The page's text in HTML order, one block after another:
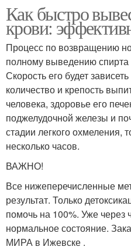
Как быстро
крови:
Процесс по возвращению
полному выведению спирта
Скорость его будет
количество и крепость
человека, здоровье его
поджелудочной железы и
стадии легкого охмеления,
несколько часов.
ВАЖНО!
Все нижеперечисленные
результат. Только
помочь на 100%. Уже через
нормальное состояние.
МИРА в Ижевске .